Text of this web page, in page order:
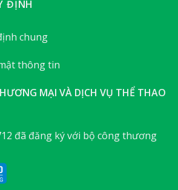
ĐỊNH
chung
thông tin
MẠI VÀ DỊCH VỤ THỂ THAO
đã đăng ký với bộ công thương